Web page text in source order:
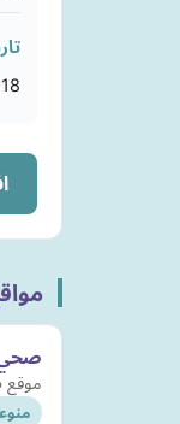
صحي
موقع